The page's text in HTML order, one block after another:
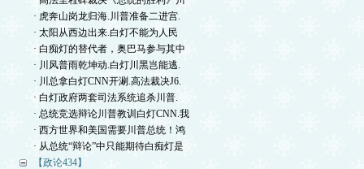
· 虎奔山岗龙归海.川普准备二进宫.
· 太阳从西边出来.白灯不能为人民
· 白痴灯的替代者，奥巴马参与其中
· 川风普雨乾坤动.白灯川黑岂能逃.
· 川总拿白灯CNN开涮.高法裁决J6.
· 白灯政府两套司法系统追杀川普.
· 总统竞选辩论川普教训白灯CNN.我
· 西方世界和美国需要川普总统！鸿
· 从总统“辩论”中只能期待白痴灯是
【政论434】